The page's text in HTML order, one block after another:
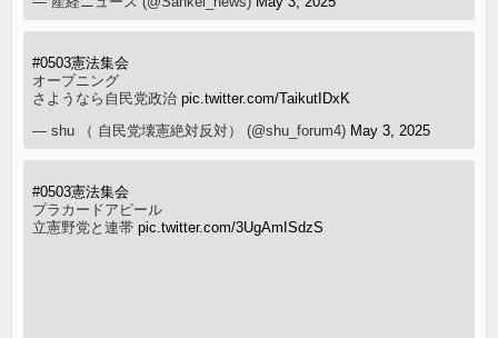
#0503憲法集会
オープニング
さようなら自民党政治pic.twitter.com/TaikutIDxK
— shu （ 自民党壊憲絶対反対） (@shu_forum4) May 3, 2025
#0503憲法集会
プラカードアピール
立憲野党と連帯pic.twitter.com/3UgAmISdzS